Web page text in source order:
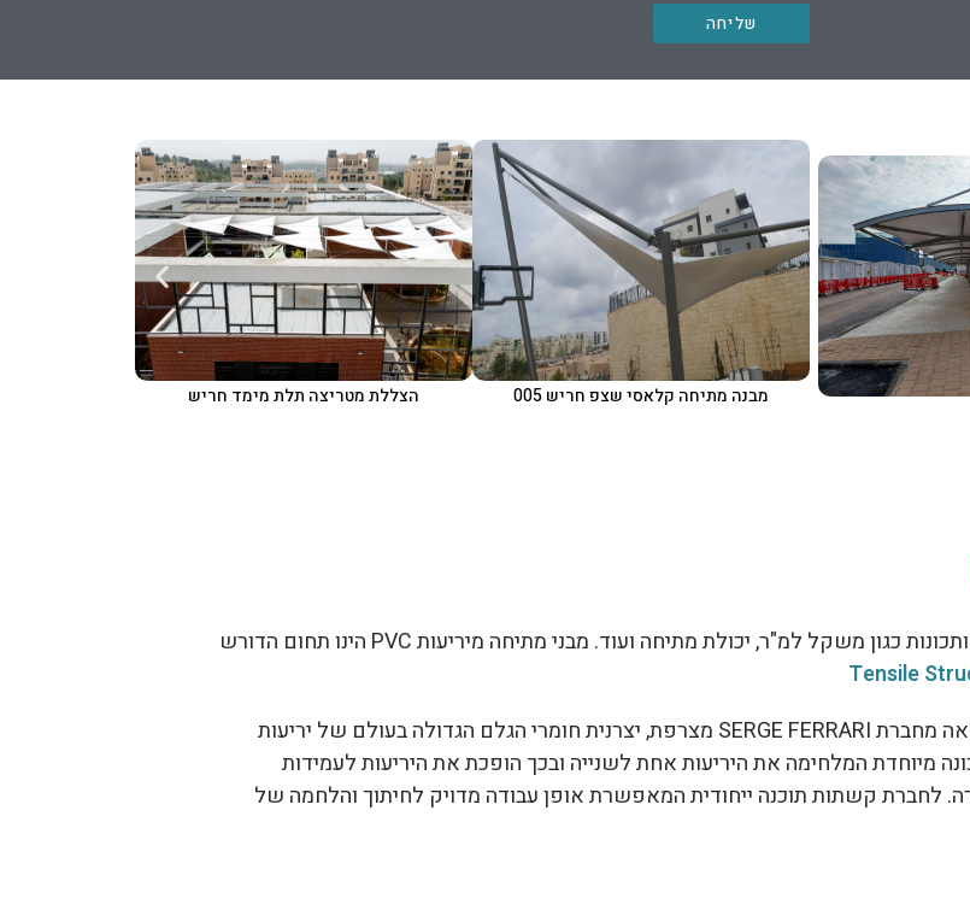
שליחה
הצללת מטריצה תלת מימד חריש מבנה מתיחה קלאסי שצפ חריש 005
כגון משקל למ"ר, יכולת מתיחה ועוד. מבני מתיחה מיריעותPVC הינו תחום הדורש
Tensile
מחברתSERGE FERRARI מצרפת, יצרנית חומרי הגלם הגדולה בעולם של יריעות
מיוחדת המלחימה את היריעות אחת לשנייה ובכך הופכת את היריעות לעמידות
לחברת קשתות תוכנה ייחודית המאפשרת אופן עבודה מדויק לחיתוך והלחמה של